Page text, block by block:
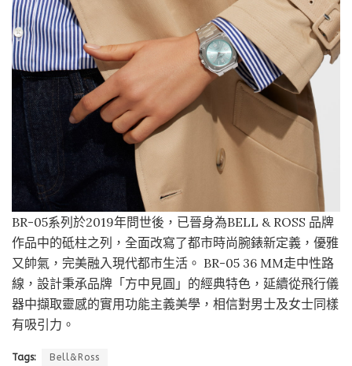
BR-05系列於2019年問世後，已晉身為BELL & ROSS 品牌
作品中的砥柱之列，全面改寫了都市時尚腕錶新定義，優雅
又帥氣，完美融入現代都市生活。 BR-05 36 MM走中性路
線，設計秉承品牌「方中見圓」的經典特色，延續從飛行儀
器中擷取靈感的實用功能主義美學，相信對男士及女士同樣
有吸引力。
Tags: Bell&Ross